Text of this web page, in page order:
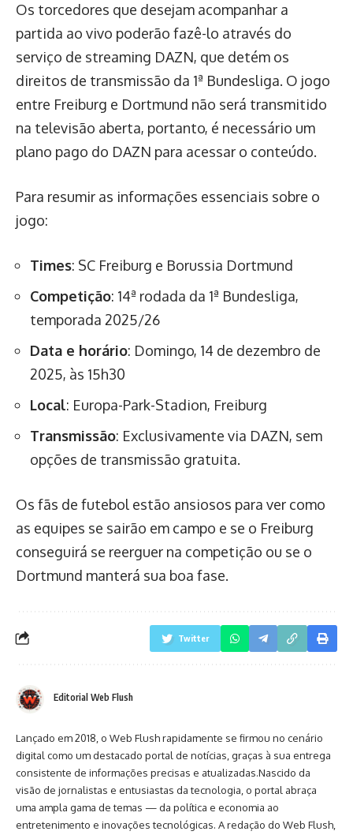
Os torcedores que desejam acompanhar a
partida ao vivo poderão fazê-lo através do
serviço de streaming DAZN, que detém os
direitos de transmissão da 1ª Bundesliga. O jogo
entre Freiburg e Dortmund não será transmitido
na televisão aberta, portanto, é necessário um
plano pago do DAZN para acessar o conteúdo.
Para resumir as informações essenciais sobre o
jogo:
Times: SC Freiburg e Borussia Dortmund
Competição: 14ª rodada da 1ª Bundesliga,
temporada 2025/26
Data e horário: Domingo, 14 de dezembro de
2025, às 15h30
Local: Europa-Park-Stadion, Freiburg
Transmissão: Exclusivamente via DAZN, sem
opções de transmissão gratuita.
Os fãs de futebol estão ansiosos para ver como
as equipes se sairão em campo e se o Freiburg
conseguirá se reerguer na competição ou se o
Dortmund manterá sua boa fase.
Twitter
Editorial Web Flush
Lançado em 2018, o Web Flush rapidamente se firmou no cenário
digital como um destacado portal de notícias, graças à sua entrega
consistente de informações precisas e atualizadas.Nascido da
visão de jornalistas e entusiastas da tecnologia, o portal abraça
uma ampla gama de temas — da política e economia ao
entretenimento e inovações tecnológicas. A redação do Web Flush,